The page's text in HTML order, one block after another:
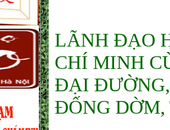
LÃNH ĐẠO
CHÍ MINH
ĐẠI
ĐỐNG DỜM,